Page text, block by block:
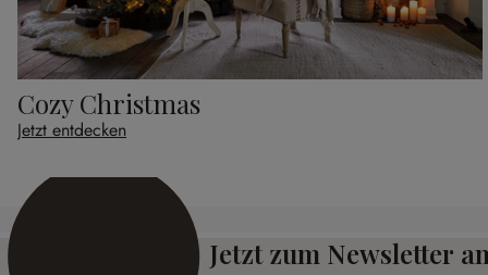
Cozy Christmas
Jetzt entdecken
Jetzt zum Newsletter